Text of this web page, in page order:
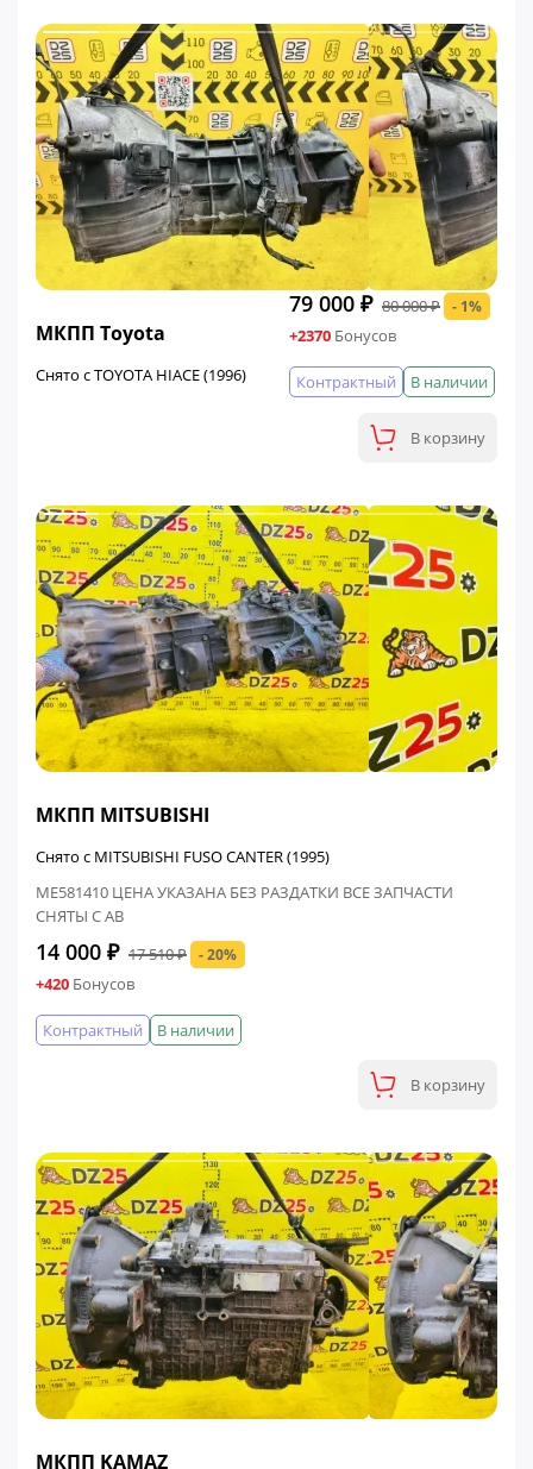
МКПП Toyota
Снято с TOYOTA HIACE (1996)
79 000 ₽ 80 000 ₽ - 1%
+2370 Бонусов
В наличии
Контрактный
В корзину
МКПП MITSUBISHI
Снято с MITSUBISHI FUSO CANTER (1995)
ME581410 ЦЕНА УКАЗАНА БЕЗ РАЗДАТКИ ВСЕ ЗАПЧАСТИ
СНЯТЫ С АВ
14 000 ₽ 17 510 ₽ - 20%
+420 Бонусов
В наличии
Контрактный
В корзину
МКПП KAMAZ